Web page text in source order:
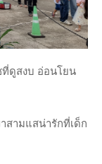
ดูสงบ อ่อนโยน
สามแสน่ารักที่เด็ก